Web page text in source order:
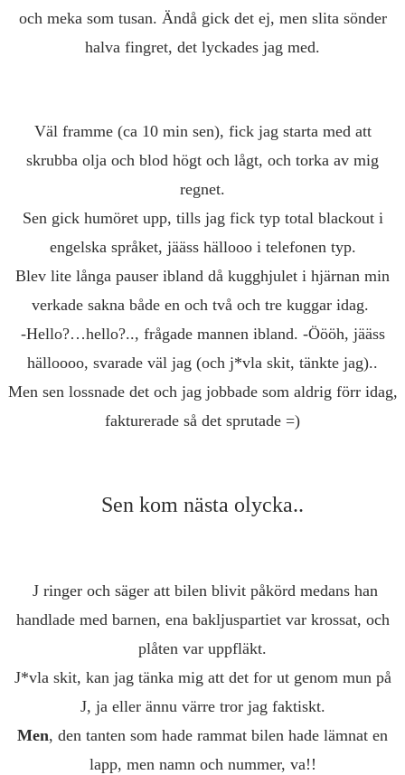
och meka som tusan. Ändå gick det ej, men slita sönder
halva fingret, det lyckades jag med.
Väl framme (ca 10 min sen), fick jag starta med att
skrubba olja och blod högt och lågt, och torka av mig
regnet.
Sen gick humöret upp, tills jag fick typ total blackout i
engelska språket, jääss hällooo i telefonen typ.
Blev lite långa pauser ibland då kugghjulet i hjärnan min
verkade sakna både en och två och tre kuggar idag.
-Hello?…hello?.., frågade mannen ibland. -Öööh, jääss
hälloooo, svarade väl jag (och j*vla skit, tänkte jag)..
Men sen lossnade det och jag jobbade som aldrig förr idag,
fakturerade så det sprutade =)
Sen kom nästa olycka..
J ringer och säger att bilen blivit påkörd medans han
handlade med barnen, ena bakljuspartiet var krossat, och
plåten var uppfläkt.
J*vla skit, kan jag tänka mig att det for ut genom mun på
J, ja eller ännu värre tror jag faktiskt.
Men, den tanten som hade rammat bilen hade lämnat en
lapp, men namn och nummer, va!!